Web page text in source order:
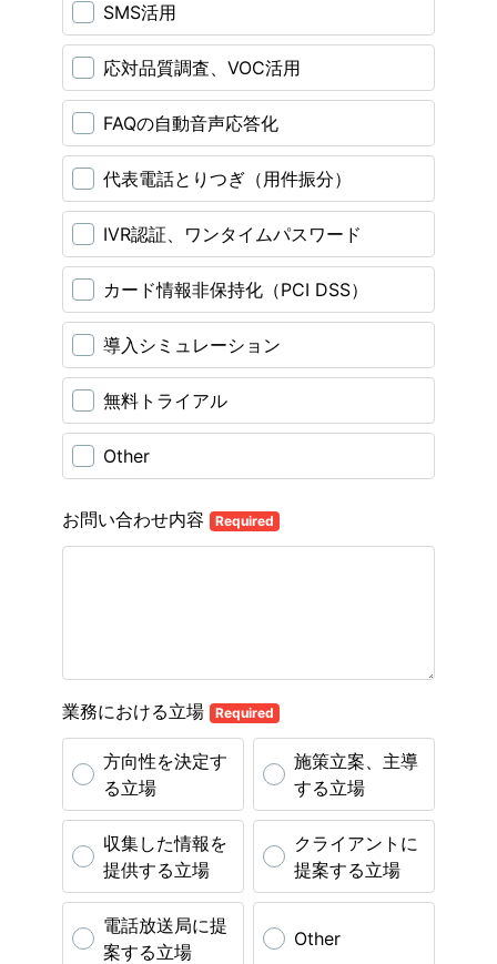
SMS活用
応対品質調査、VOC活用
FAQの自動音声応答化
代表電話とりつぎ（用件振分）
IVR認証、ワンタイムパスワード
カード情報非保持化（PCI DSS）
導入シミュレーション
無料トライアル
Other
お問い合わせ内容 Required
業務における立場 Required
方向性を決定す
る立場
施策立案、主導
する立場
収集した情報を
提供する立場
クライアントに
提案する立場
電話放送局に提
案する立場
Other